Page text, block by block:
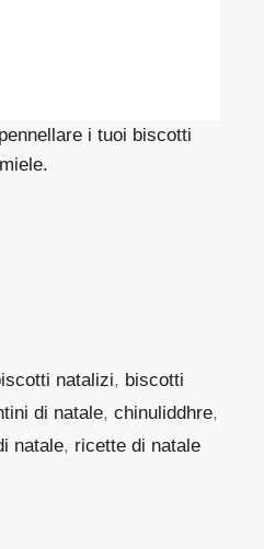
i tuoi biscotti
natalizi, biscotti
di natale, chinuliddhre,
natale, ricette di natale